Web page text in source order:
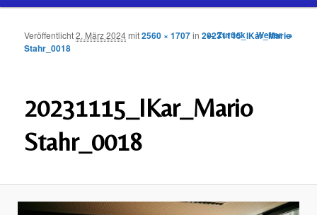
wechseln
Bilder-
← Zurück Weiter →
20231115_IKar_Mario
Stahr_0018
Veröffentlicht2. März 2024mit2560 × 1707in20231115_IKar_Mario
Stahr_0018